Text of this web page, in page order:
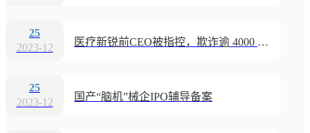
25
2023-12
医疗新锐前CEO被指控，欺诈逾 4000 万美元
25
2023-12
国产“脑机”械企IPO辅导备案